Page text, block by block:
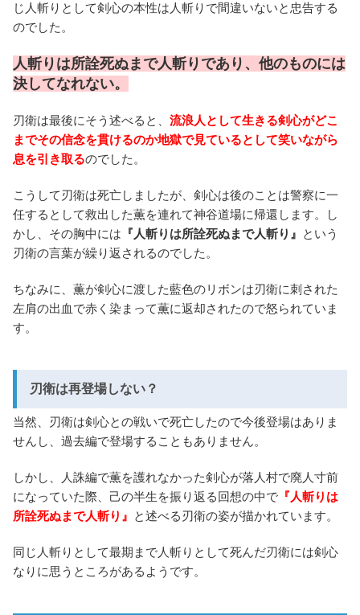
じ人斬りとして剣心の本性は人斬りで間違いないと忠告する
のでした。
人斬りは所詮死ぬまで人斬りであり、他のものには
決してなれない。
刃衛は最後にそう述べると、 流浪人として生きる剣心がどこ
までその信念を貫けるのか地獄で見ているとして笑いながら
息を引き取るのでした。
こうして刃衛は死亡しましたが、剣心は後のことは警察に一
任するとして救出した薫を連れて神谷道場に帰還します。し
かし、その胸中には 『人斬りは所詮死ぬまで人斬り』 という
刃衛の言葉が繰り返されるのでした。
ちなみに、薫が剣心に渡した藍色のリボンは刃衛に刺された
左肩の出血で赤く染まって薫に返却されたので怒られていま
す。
刃衛は再登場しない？
当然、刃衛は剣心との戦いで死亡したので今後登場はありま
せんし、過去編で登場することもありません。
しかし、人誅編で薫を護れなかった剣心が落人村で廃人寸前
になっていた際、己の半生を振り返る回想の中で 『人斬りは
所詮死ぬまで人斬り』 と述べる刃衛の姿が描かれています。
同じ人斬りとして最期まで人斬りとして死んだ刃衛には剣心
なりに思うところがあるようです。